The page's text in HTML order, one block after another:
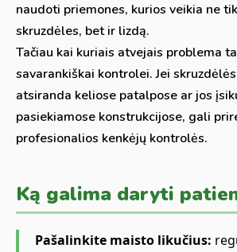
naudoti priemones, kurios veikia ne
skruzdėles, bet ir lizdą.
Tačiau kai kuriais atvejais problema
savarankiškai kontrolei. Jei
atsiranda keliose patalpose ar jos
pasiekiamose konstrukcijose, gali
profesionalios kenkėjų kontrolės.
Ką galima daryti
Pašalinkite maisto likučius: